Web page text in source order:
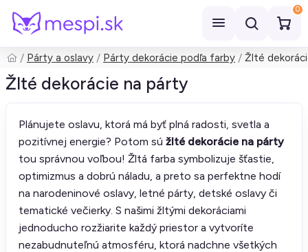
0
Hľadať
Párty a oslavy Párty dekorácie podľa farby Žlté
Žlté dekorácie na párty
Plánujete oslavu, ktorá má byť plná radosti, svetla a
pozitívnej energie? Potom sú žlté dekorácie na párty
tou správnou voľbou! Žltá farba symbolizuje šťastie,
optimizmus a dobrú náladu, a preto sa perfektne hodí
na narodeninové oslavy, letné párty, detské oslavy či
tematické večierky. S našimi žltými dekoráciami
jednoducho rozžiarite každý priestor a vytvoríte
nezabudnuteľnú atmosféru, ktorá nadchne všetkých